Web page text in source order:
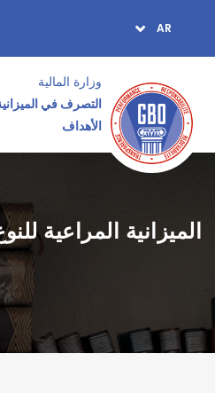
المحتوى
TOPBAR
AR
وزارة المالية ‎
التصرف في
الأهداف
الميزانية المراعية